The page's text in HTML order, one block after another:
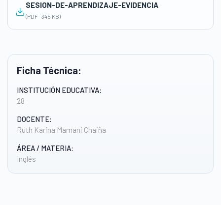
Ficha Técnica:
INSTITUCIÓN EDUCATIVA:
28
DOCENTE:
Ruth Karina Mamani Chaiña
ÁREA / MATERIA:
Inglés
SESION-DE-APRENDIZAJE-EVIDENCIA
(PDF · 345 KB)